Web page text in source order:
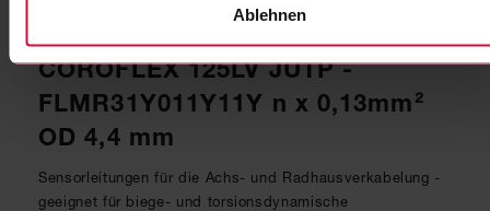
Ablehnen
COROFLEX 125LV JUTP -
FLMR31Y011Y11Y n x 0,13mm²
OD 4,4 mm
Sensorleitungen für die Achs- und Radhausverkabelung -
geeignet für biege- und torsionsdynamische